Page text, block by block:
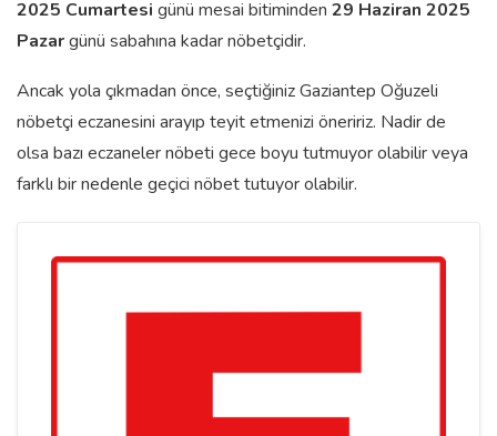
2025 Cumartesi günü mesai bitiminden 29 Haziran 2025
Pazargünü sabahına kadar nöbetçidir.
Ancak yola çıkmadan önce, seçtiğiniz Gaziantep Oğuzeli
nöbetçi eczanesini arayıp teyit etmenizi öneririz. Nadir de
olsa bazı eczaneler nöbeti gece boyu tutmuyor olabilir veya
farklı bir nedenle geçici nöbet tutuyor olabilir.